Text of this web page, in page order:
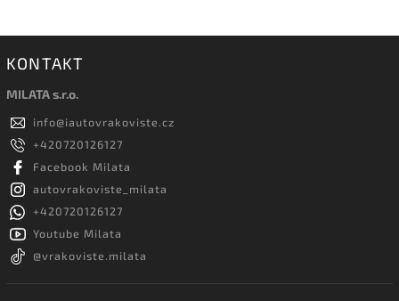
KONTAKT
MILATA s.r.o.
info@iautovrakoviste.cz
+420720126127
Facebook Milata
autovrakoviste_milata
+420720126127
Youtube Milata
@vrakoviste.milata